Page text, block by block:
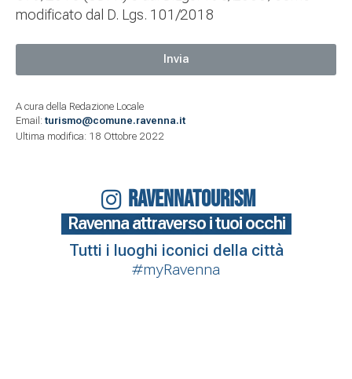
modificato dal D. Lgs. 101/2018
Invia
A cura della Redazione Locale
Email: turismo@comune.ravenna.it
Ultima modifica: 18 Ottobre 2022
RAVENNATOURISM
Ravenna attraverso i tuoi occhi
Tutti i luoghi iconici della città
#myRavenna